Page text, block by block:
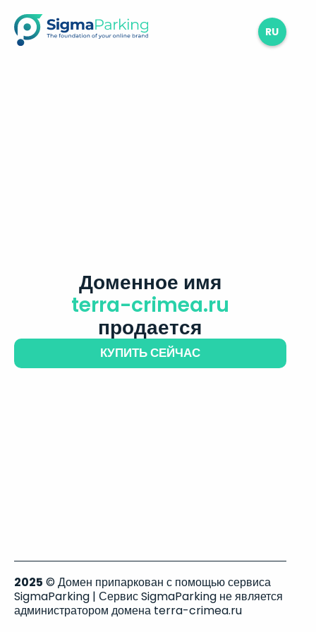
RU
Доменное имя
terra-crimea.ru
продается
КУПИТЬ СЕЙЧАС
2025 © Домен припаркован с помощью сервиса
SigmaParking | Сервис SigmaParking не является
администратором домена terra-crimea.ru